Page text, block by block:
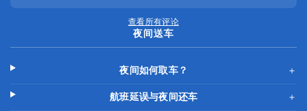
查看所有评论
夜间送车
夜间如何取车？ ＋
航班延误与夜间还车 ＋